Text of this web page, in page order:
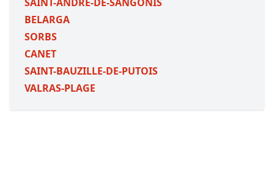
BELARGA
SORBS
CANET
SAINT-BAUZILLE-DE-PUTOIS
VALRAS-PLAGE